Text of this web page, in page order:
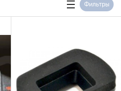
Фильтры